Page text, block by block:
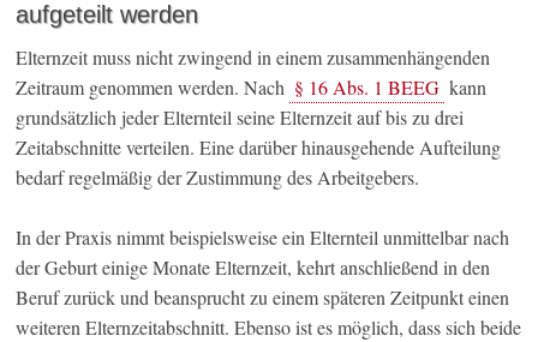
aufgeteilt werden
Elternzeit muss nicht zwingend in einem zusammenhängenden
Zeitraum genommen werden. Nach § 16 Abs. 1 BEEG kann
grundsätzlich jeder Elternteil seine Elternzeit auf bis zu drei
Zeitabschnitte verteilen. Eine darüber hinausgehende Aufteilung
bedarf regelmäßig der Zustimmung des Arbeitgebers.
In der Praxis nimmt beispielsweise ein Elternteil unmittelbar nach
der Geburt einige Monate Elternzeit, kehrt anschließend in den
Beruf zurück und beansprucht zu einem späteren Zeitpunkt einen
weiteren Elternzeitabschnitt. Ebenso ist es möglich, dass sich beide